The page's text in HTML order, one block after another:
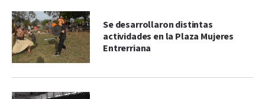
Se desarrollaron distintas
actividades en la Plaza Mujeres
Entrerriana